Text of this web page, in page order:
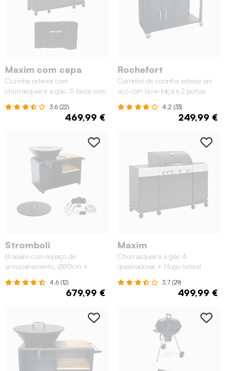
Maxim com capa
Cozinha exterior com
churrasqueira a gás, 5 bicos com
3.6 (22)
469,99 €
Rochefort
Carrinho de cozinha exterior em
aço com lava-loiça e 2 portas
4.2 (33)
249,99 €
Stromboli
Braseiro com espaço de
armazenamento, Ø80cm +
4.6 (12)
679,99 €
Maxim
Churrasqueira a gás 4
queimadores + 1 fogo lateral
3.7 (29)
499,99 €